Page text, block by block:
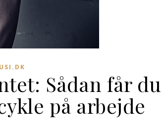
Sådan får du
på arbejde